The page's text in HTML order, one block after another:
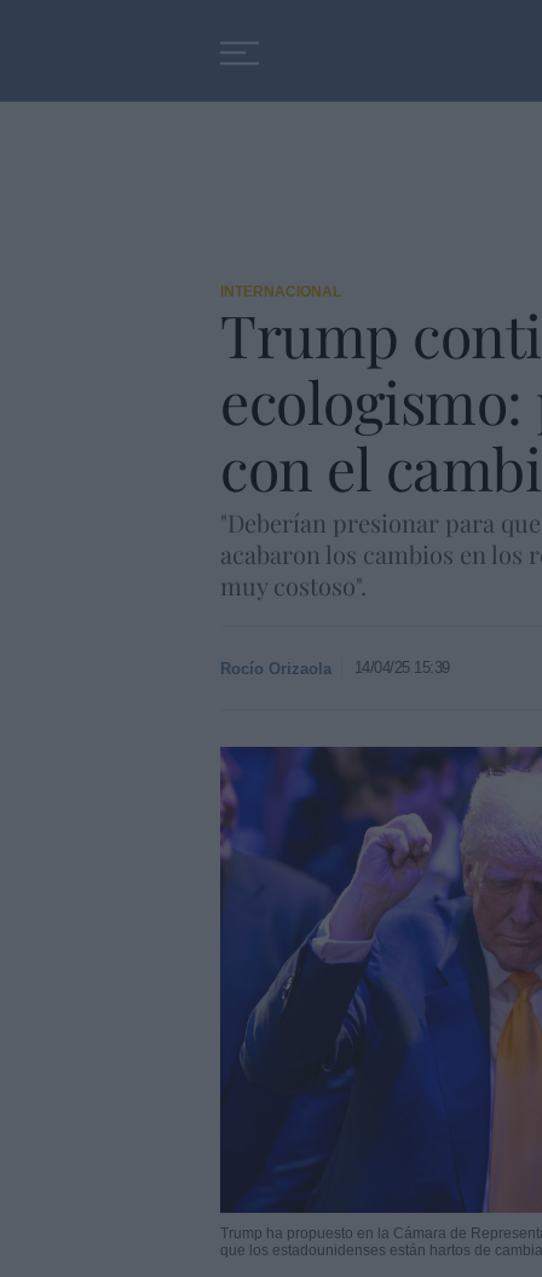
INTERNACIONAL
Trump
ecologismo:
con el
"Deberían presionar para
acabaron los cambios en
muy costoso".
Rocío Orizaola 14/04/25 15:39
Trump ha propuesto en la Cámara de
que los estadounidenses están hartos de